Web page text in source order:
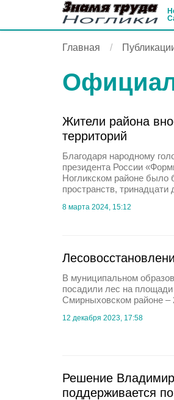
Главная
Жители района
территорий
Благодаря народному
президента России
Ногликском районе было
пространств, тринадцати
8 марта 2024, 15:12
В муниципальном
посадили лес на
Смирныховском районе –
12 декабря 2023, 17:58
Решение
поддерживается